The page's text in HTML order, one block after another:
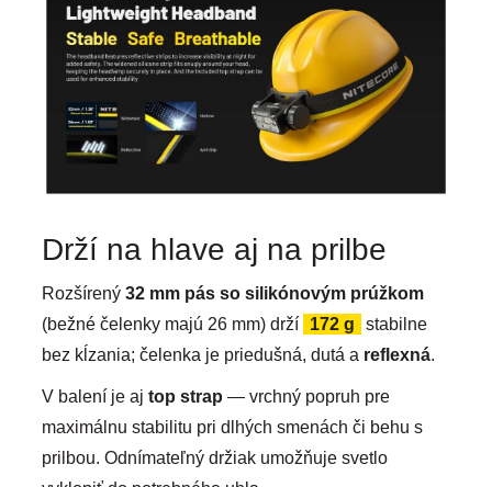
Drží na hlave aj na prilbe
Rozšírený 32 mm pás so silikónovým prúžkom
(bežné čelenky majú 26 mm) drží
172 g
stabilne
bez kĺzania; čelenka je priedušná, dutá a reflexná.
V balení je aj top strap — vrchný popruh pre
maximálnu stabilitu pri dlhých smenách či behu s
prilbou. Odnímateľný držiak umožňuje svetlo